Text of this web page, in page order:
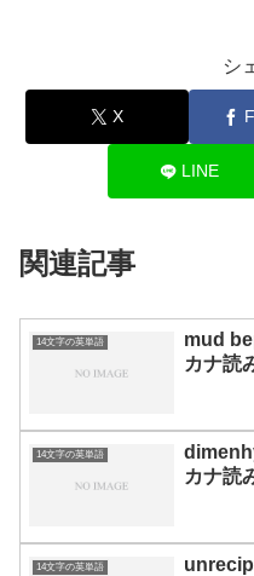
シ
X
LINE
関連記事
14文字の英単語
mud
カナ読
14文字の英単語
カナ読
14文字の英単語